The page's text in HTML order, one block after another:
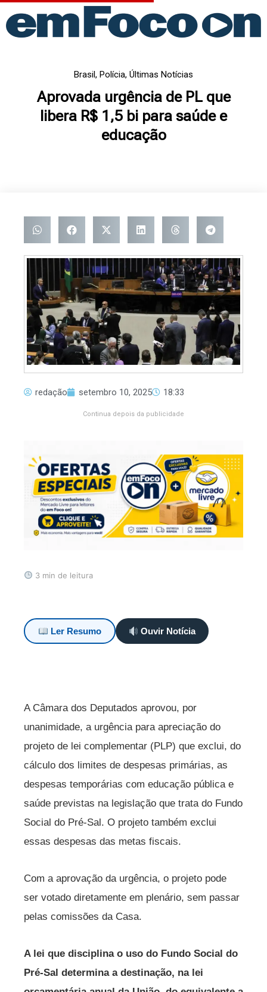
para
Brasil, Polícia, Últimas Notícias
Aprovada urgência de PL que
libera R$ 1,5 bi para saúde e
educação
redação setembro 10, 2025 18:33
Continua depois da publicidade
3 min de leitura
Ler Resumo Ouvir Notícia
A Câmara dos Deputados aprovou, por
unanimidade, a urgência para apreciação do
projeto de lei complementar (PLP) que exclui, do
cálculo dos limites de despesas primárias, as
despesas temporárias com educação pública e
saúde previstas na legislação que trata do Fundo
Social do Pré-Sal. O projeto também exclui
essas despesas das metas fiscais.
Com a aprovação da urgência, o projeto pode
ser votado diretamente em plenário, sem passar
pelas comissões da Casa.
A lei que disciplina o uso do Fundo Social do
Pré-Sal determina a destinação, na lei